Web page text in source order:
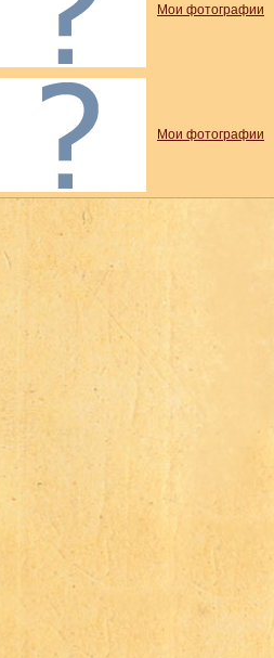
Мои фотографии
Мои фотографии